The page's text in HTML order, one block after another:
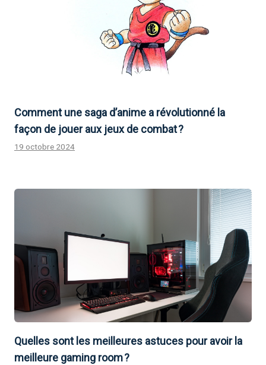
Comment une saga d’anime a révolutionné la
façon de jouer aux jeux de combat ?
19 octobre 2024
Quelles sont les meilleures astuces pour avoir la
meilleure gaming room ?